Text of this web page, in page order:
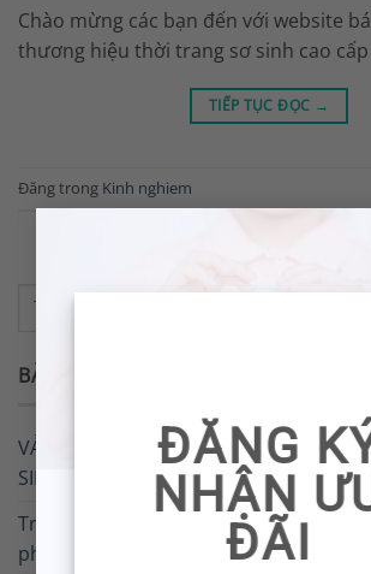
ĐĂNG
NHẬN
ĐÃI
Chào mừng các bạn đến với website
thương hiệu thời trang sơ sinh cao
TIẾP TỤC ĐỌC →
Đăng trong Kinh nghiem
BÀI VIẾT MỚI
VẢI SỢI TRE – CHẤT LIỆU TUYỆT VỜI
SINH
Trẻ nên ăn gì để tăng sức đề kháng cho
phòng chống vi khuẩn, virus?